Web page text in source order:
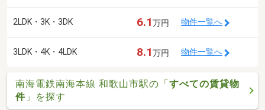
2LDK・3K・3DK 6.1万円 物件一覧へ
3LDK・4K・4LDK 8.1万円 物件一覧へ
南海電鉄南海本線 和歌山市駅の「すべての賃貸物
件 」を探す